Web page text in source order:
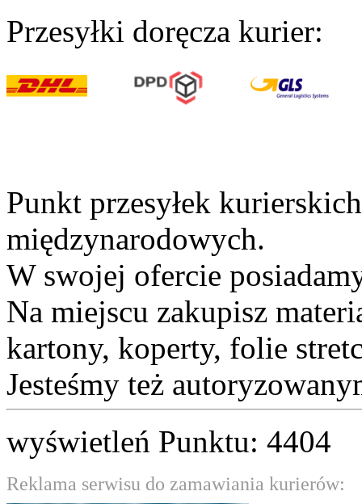
Przesyłki doręcza kurier:
Punkt przesyłek
międzynarodowych.
W swojej ofercie
Na miejscu zakupisz
kartony, koperty, folie
Jesteśmy też
wyświetleń Punktu: 4404
Reklama serwisu do zamawiania kurierów: